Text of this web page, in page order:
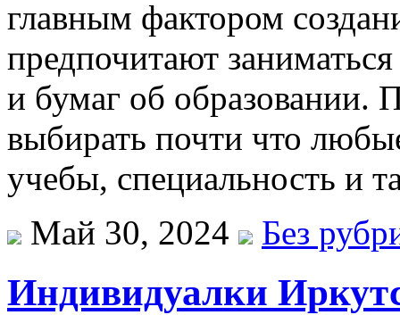
главным фактором
предпочитают
и бумаг об образовании.
выбирать почти что
учебы, специальность и
Май 30, 2024
Без
Индивидуалки